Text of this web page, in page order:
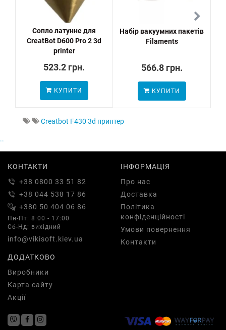
Сопло латунне для
CreatBot D600 Pro 2 3d
printer
523.2 грн.
КУПИТИ
Набір вакуумних пакетів
Filaments
566.8 грн.
КУПИТИ
Creatbot F430 3d принтер
..
КОНТАКТИ
+38 0800 33 51 82
+38 044 538 17 86
+380 50 404 06 86
Пн-Пт: 8:00 - 17:00
Сб-Нд: вихідний
info@vikisoft.kiev.ua
ІНФОРМАЦІЯ
Про нас
Доставка
Політика
конфіденційності
Умови повернення
Контакти
ДОДАТКОВО
Виробники
Карта сайту
Акції